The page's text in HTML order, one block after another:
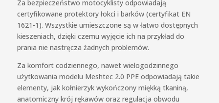
Za bezpieczeństwo motocyklisty odpowiadają
certyfikowane protektory łokci i barków (certyfikat EN
1621-1). Wszystkie umieszczone są w łatwo dostępnych
kieszeniach, dzięki czemu wyjęcie ich na przykład do
prania nie nastręcza żadnych problemów.
Za komfort codziennego, nawet wielogodzinnego
użytkowania modelu Meshtec 2.0 PPE odpowiadają takie
elementy, jak kołnierzyk wykończony miękką tkaniną,
anatomiczny krój rękawów oraz regulacja obwodu